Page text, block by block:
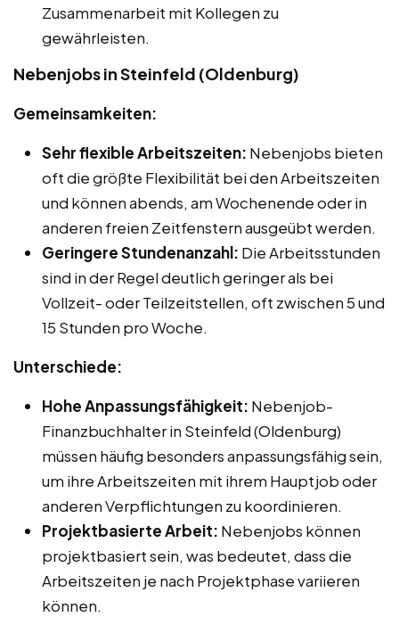
Zusammenarbeit mit Kollegen zu
gewährleisten.
Nebenjobs in Steinfeld (Oldenburg)
Gemeinsamkeiten:
Sehr flexible Arbeitszeiten: Nebenjobs bieten
oft die größte Flexibilität bei den Arbeitszeiten
und können abends, am Wochenende oder in
anderen freien Zeitfenstern ausgeübt werden.
Geringere Stundenanzahl: Die Arbeitsstunden
sind in der Regel deutlich geringer als bei
Vollzeit- oder Teilzeitstellen, oft zwischen 5 und
15 Stunden pro Woche.
Unterschiede:
Hohe Anpassungsfähigkeit: Nebenjob-
Finanzbuchhalter in Steinfeld (Oldenburg)
müssen häufig besonders anpassungsfähig sein,
um ihre Arbeitszeiten mit ihrem Hauptjob oder
anderen Verpflichtungen zu koordinieren.
Projektbasierte Arbeit: Nebenjobs können
projektbasiert sein, was bedeutet, dass die
Arbeitszeiten je nach Projektphase variieren
können.